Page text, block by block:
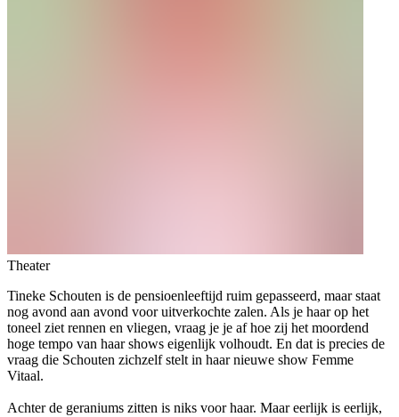
Theater
Tineke Schouten is de pensioenleeftijd ruim gepasseerd, maar staat
nog avond aan avond voor uitverkochte zalen. Als je haar op het
toneel ziet rennen en vliegen, vraag je je af hoe zij het moordend
hoge tempo van haar shows eigenlijk volhoudt. En dat is precies de
vraag die Schouten zichzelf stelt in haar nieuwe show Femme
Vitaal.
Achter de geraniums zitten is niks voor haar. Maar eerlijk is eerlijk,